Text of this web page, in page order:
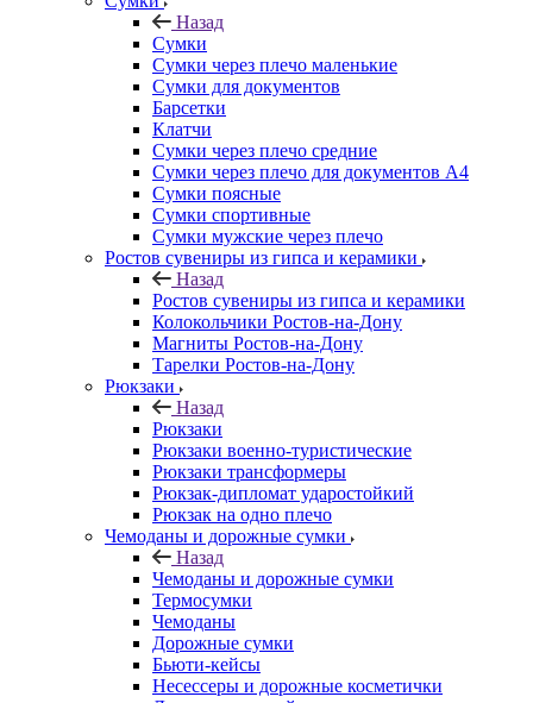
Назад
Сумки
Сумки через плечо маленькие
Сумки для документов
Барсетки
Клатчи
Сумки через плечо средние
Сумки через плечо для документов А4
Сумки поясные
Сумки спортивные
Сумки мужские через плечо
Ростов сувениры из гипса и керамики
Назад
Ростов сувениры из гипса и керамики
Колокольчики Ростов-на-Дону
Магниты Ростов-на-Дону
Тарелки Ростов-на-Дону
Рюкзаки
Назад
Рюкзаки
Рюкзаки военно-туристические
Рюкзаки трансформеры
Рюкзак-дипломат ударостойкий
Рюкзак на одно плечо
Чемоданы и дорожные сумки
Назад
Чемоданы и дорожные сумки
Термосумки
Чемоданы
Дорожные сумки
Бьюти-кейсы
Несессеры и дорожные косметички